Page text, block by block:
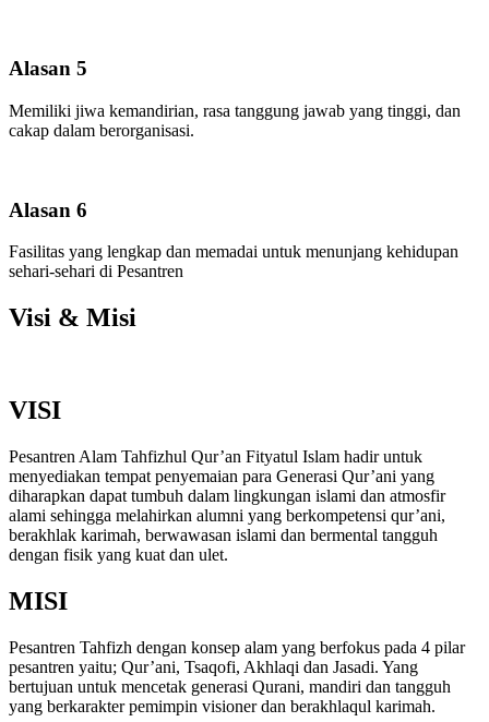
Alasan 5
Memiliki jiwa kemandirian, rasa tanggung jawab yang tinggi, dan
cakap dalam berorganisasi.
Alasan 6
Fasilitas yang lengkap dan memadai untuk menunjang kehidupan
sehari-sehari di Pesantren
Visi & Misi
VISI
Pesantren Alam Tahfizhul Qur’an Fityatul Islam hadir untuk
menyediakan tempat penyemaian para Generasi Qur’ani yang
diharapkan dapat tumbuh dalam lingkungan islami dan atmosfir
alami sehingga melahirkan alumni yang berkompetensi qur’ani,
berakhlak karimah, berwawasan islami dan bermental tangguh
dengan fisik yang kuat dan ulet.
MISI
Pesantren Tahfizh dengan konsep alam yang berfokus pada 4 pilar
pesantren yaitu; Qur’ani, Tsaqofi, Akhlaqi dan Jasadi. Yang
bertujuan untuk mencetak generasi Qurani, mandiri dan tangguh
yang berkarakter pemimpin visioner dan berakhlaqul karimah.